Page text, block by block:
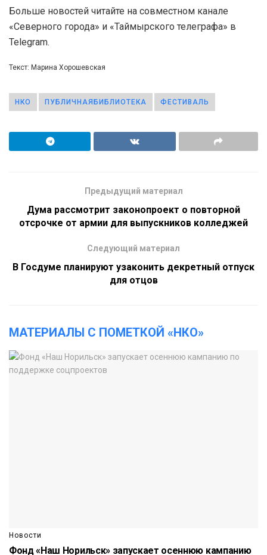
Больше новостей читайте на совместном канале
«Северного города» и «Таймырского телеграфа» в
Telegram.
Текст: Марина Хорошевская
НКО ПУБЛИЧНАЯБИБЛИОТЕКА ФЕСТИВАЛЬ
Предыдущий материал
Дума рассмотрит законопроект о повторной
отсрочке от армии для выпускников колледжей
Следующий материал
В Госдуме планируют узаконить декретный отпуск
для отцов
МАТЕРИАЛЫ С ПОМЕТКОЙ «НКО»
Новости
Фонд «Наш Норильск» запускает осеннюю кампанию